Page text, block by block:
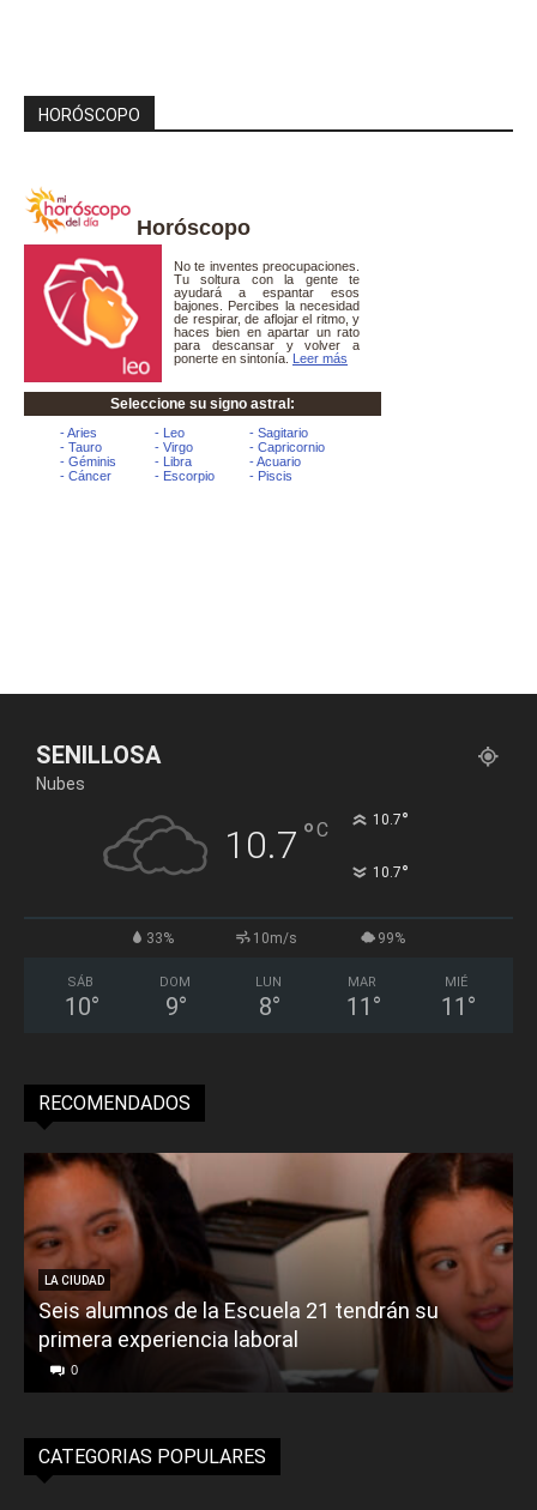
HORÓSCOPO
Horóscopo
SENILLOSA
Nubes
10.7 °C 10.7°
10.7°
33% 10m/s 99%
SÁB
10°
DOM
9°
LUN
8°
MAR
11 °
MIÉ
11 °
RECOMENDADOS
LA CIUDAD
Seis alumnos de la Escuela 21 tendrán su
primera experiencia laboral
0
CATEGORIAS POPULARES